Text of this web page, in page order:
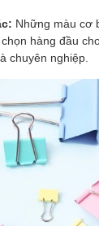
Những màu cơ
hàng đầu
chuyên nghiệp.